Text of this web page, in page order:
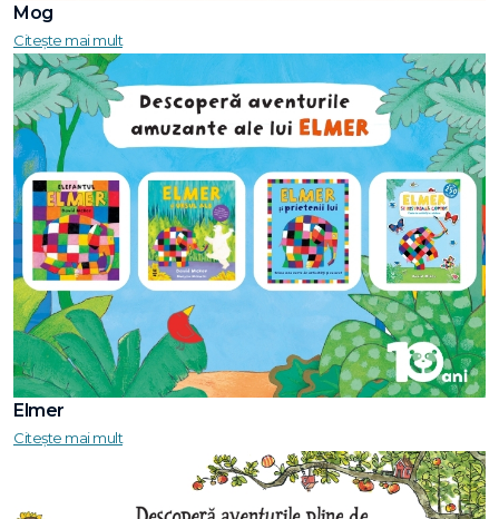
Mog
Citește mai mult
Elmer
Citește mai mult